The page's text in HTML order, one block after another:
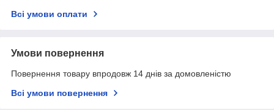
Всі умови оплати
Умови повернення
Повернення товару впродовж 14 днів за домовленістю
Всі умови повернення